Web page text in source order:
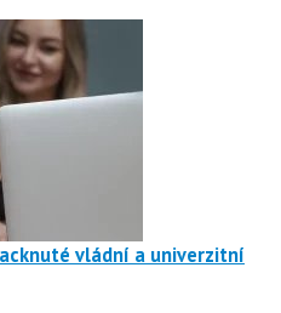
vládní a univerzitní